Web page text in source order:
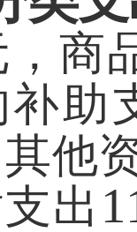
商
补助
他
出